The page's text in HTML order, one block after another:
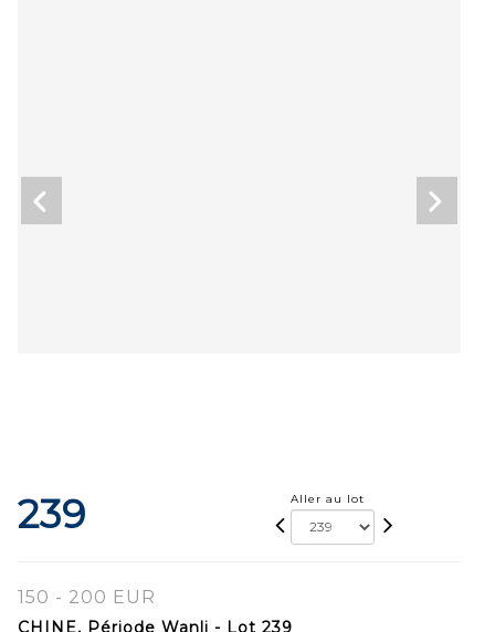
239 Aller au lot
150 - 200 EUR
CHINE, Période Wanli - Lot 239